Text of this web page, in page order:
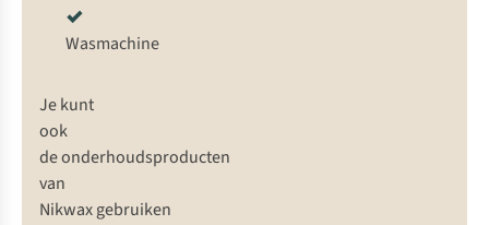
Wasmachine
Je kunt
ook
deonderhoudsproducten
van
Nikwaxgebruiken